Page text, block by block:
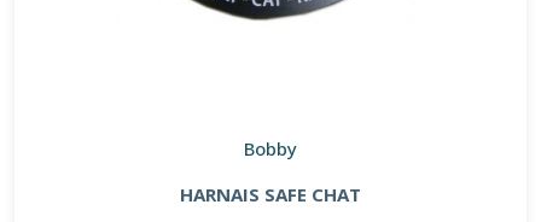
Bobby
HARNAIS SAFE CHAT